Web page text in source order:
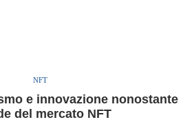
NFT
e innovazione nonostante
del mercato NFT